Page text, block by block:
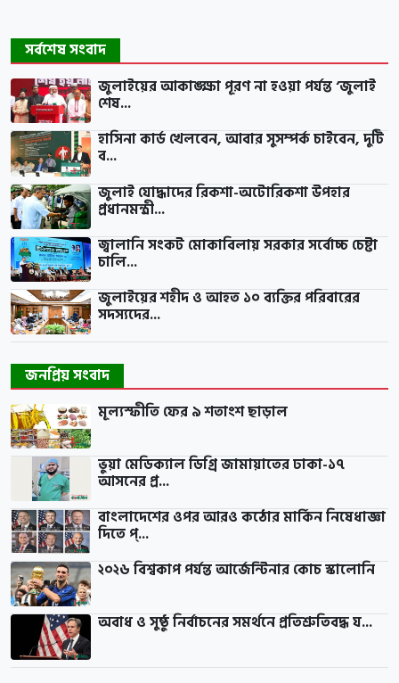
সর্বশেষ সংবাদ
জুলাইয়ের আকাঙ্ক্ষা পূরণ না হওয়া পর্যন্ত ‘জুলাই
শেষ...
হাসিনা কার্ড খেলবেন, আবার সুসম্পর্ক চাইবেন, দুটি
ব...
জুলাই যোদ্ধাদের রিকশা-অটোরিকশা উপহার
প্রধানমন্ত্রী...
জ্বালানি সংকট মোকাবিলায় সরকার সর্বোচ্চ চেষ্টা
চালি...
জুলাইয়ের শহীদ ও আহত ১০ ব্যক্তির পরিবারের
সদস্যদের...
জনপ্রিয় সংবাদ
মূল্যস্ফীতি ফের ৯ শতাংশ ছাড়াল
ভুয়া মেডিক্যাল ডিগ্রি জামায়াতের ঢাকা-১৭
আসনের প্র...
বাংলাদেশের ওপর আরও কঠোর মার্কিন নিষেধাজ্ঞা
দিতে প্...
২০২৬ বিশ্বকাপ পর্যন্ত আর্জেন্টিনার কোচ স্কালোনি
অবাধ ও সুষ্ঠু নির্বাচনের সমর্থনে প্রতিশ্রুতিবদ্ধ য...